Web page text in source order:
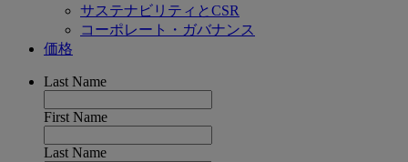
サステナビリティとCSR
コーポレート・ガバナンス
価格
Last Name
First Name
Last Name